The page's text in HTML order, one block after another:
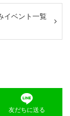
イベント一覧
友だちに送る